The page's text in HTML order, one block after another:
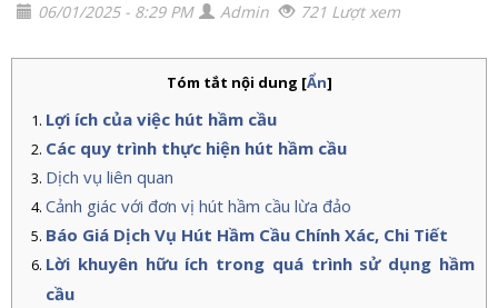
06/01/2025 - 8:29 PM Admin 721 Lượt xem
Tóm tắt nội dung [Ẩn]
Lợi ích của việc hút hầm cầu
Các quy trình thực hiện hút hầm cầu
Dịch vụ liên quan
Cảnh giác với đơn vị hút hầm cầu lừa đảo
Báo Giá Dịch Vụ Hút Hầm Cầu Chính Xác, Chi Tiết
Lời khuyên hữu ích trong quá trình sử dụng hầm
cầu